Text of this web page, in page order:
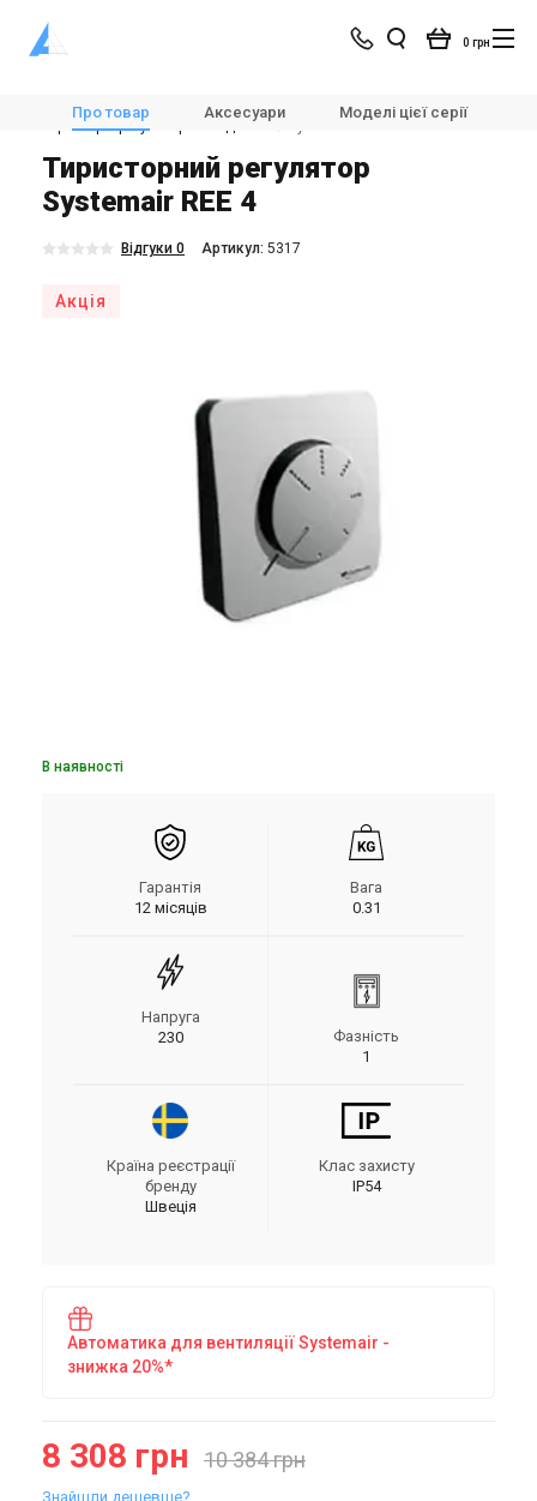
0 грн
Магазин Вентиляція
Автоматика для вентиляції
Тиристорні регулятори швидкості
Про товар Аксесуари Моделі цієї серії
Тиристорний регулятор
Systemair REE 4
Відгуки 0 Aртикул: 5317
Акція
В наявності
Гарантія
12 місяців
Вага
0.31
Напруга
230
Фазність
1
Країна реєстрації
бренду
Швеція
Клас захисту
IP54
Автоматика для вентиляції Systemair -
знижка 20%*
8 308 грн 10 384 грн
Знайшли дешевше?